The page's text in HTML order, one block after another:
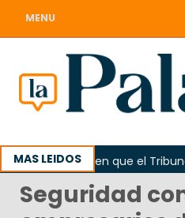
MENU
MAS LEIDOSPiden que el Tribunal
Seguridad